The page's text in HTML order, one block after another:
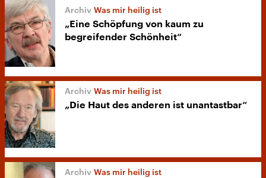
Was mir heilig ist
„Eine Schöpfung von kaum zu
begreifender Schönheit“
Was mir heilig ist
„Die Haut des anderen ist unantastbar“
Was mir heilig ist